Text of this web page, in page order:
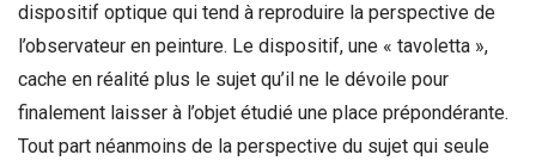
dispositif optique qui tend à reproduire la perspective de
l’observateur en peinture. Le dispositif, une « tavoletta »,
cache en réalité plus le sujet qu’il ne le dévoile pour
finalement laisser à l’objet étudié une place prépondérante.
Tout part néanmoins de la perspective du sujet qui seule